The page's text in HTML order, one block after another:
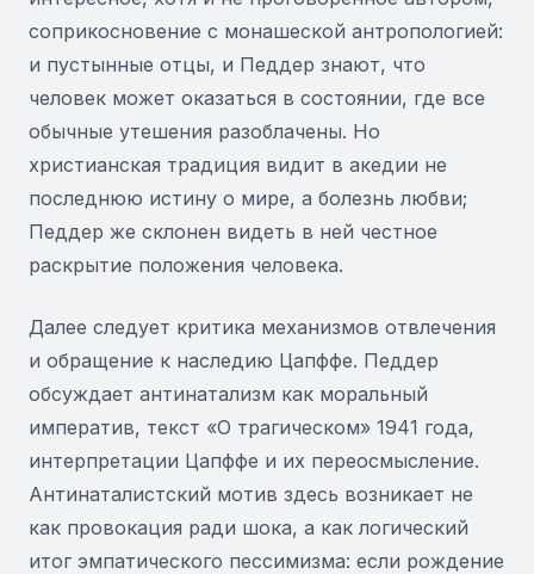
соприкосновение с монашеской антропологией:
и пустынные отцы, и Педдер знают, что
человек может оказаться в состоянии, где все
обычные утешения разоблачены. Но
христианская традиция видит в акедии не
последнюю истину о мире, а болезнь любви;
Педдер же склонен видеть в ней честное
раскрытие положения человека.
Далее следует критика механизмов отвлечения
и обращение к наследию Цапффе. Педдер
обсуждает антинатализм как моральный
императив, текст «О трагическом» 1941 года,
интерпретации Цапффе и их переосмысление.
Антинаталистский мотив здесь возникает не
как провокация ради шока, а как логический
итог эмпатического пессимизма: если рождение